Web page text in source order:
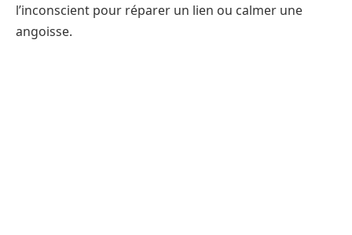
l’inconscient pour réparer un lien ou calmer une
angoisse.